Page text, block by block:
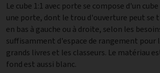
Le cube 1:1 avec porte se compose d'un
une porte, dont le trou d'ouverture peut se
en bas à gauche ou à droite, selon les
suffisamment d'espace de rangement pour
grands livres et les classeurs. Le matériau
fond est aussi blanc.